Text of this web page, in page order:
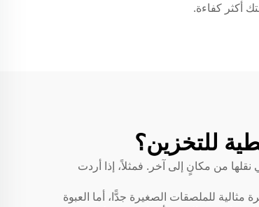
أكثر كفاءة.
للتخزين؟
من مكانٍ إلى آخر. فمثلاً، إذا أردت
مثالية للملصقات الصغيرة جدًّا، أما العبوة